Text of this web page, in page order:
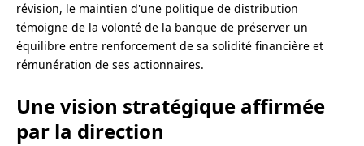
révision, le maintien d'une politique de distribution
témoigne de la volonté de la banque de préserver un
équilibre entre renforcement de sa solidité financière et
rémunération de ses actionnaires.
Une vision stratégique affirmée
par la direction